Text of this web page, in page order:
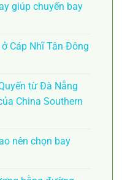
giúp chuyến bay
Cáp Nhĩ Tân Đông
từ Đà Nẵng
China Southern
nên chọn bay